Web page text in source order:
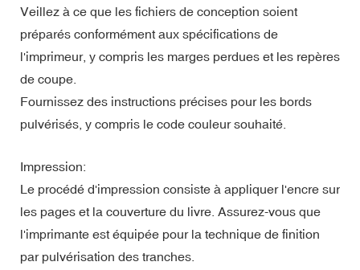
Veillez à ce que les fichiers de conception soient
préparés conformément aux spécifications de
l'imprimeur, y compris les marges perdues et les repères
de coupe.
Fournissez des instructions précises pour les bords
pulvérisés, y compris le code couleur souhaité.
Impression:
Le procédé d'impression consiste à appliquer l'encre sur
les pages et la couverture du livre. Assurez-vous que
l'imprimante est équipée pour la technique de finition
par pulvérisation des tranches.